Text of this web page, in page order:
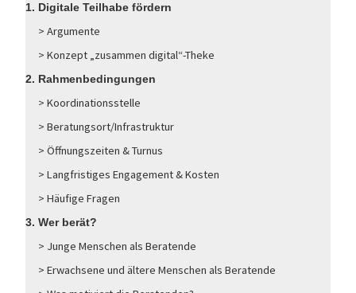
1. Digitale Teilhabe fördern
> Argumente
> Konzept „zusammen digital“-Theke
2. Rahmenbedingungen
> Koordinationsstelle
> Beratungsort/Infrastruktur
> Öffnungszeiten & Turnus
> Langfristiges Engagement & Kosten
> Häufige Fragen
3. Wer berät?
> Junge Menschen als Beratende
> Erwachsene und ältere Menschen als Beratende